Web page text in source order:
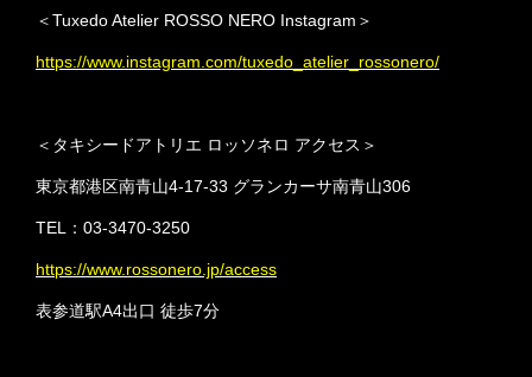
＜Tuxedo Atelier ROSSO NERO Instagram＞
https://www.instagram.com/tuxedo_atelier_rossonero/
＜タキシードアトリエ ロッソネロ アクセス＞
東京都港区南青山4-17-33 グランカーサ南青山306
TEL：03-3470-3250
https://www.rossonero.jp/access
表参道駅A4出口 徒歩7分